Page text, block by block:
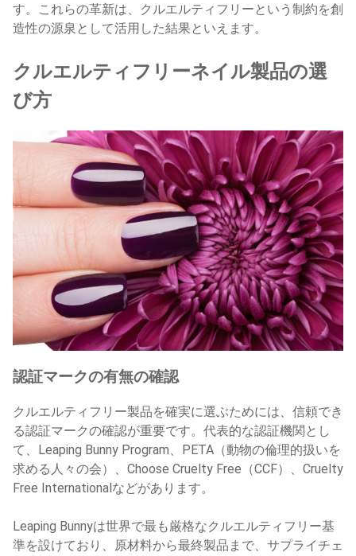
す。これらの革新は、クルエルティフリーという制約を創
造性の源泉として活用した結果といえます。
クルエルティフリーネイル製品の選
び方
認証マークの有無の確認
クルエルティフリー製品を確実に選ぶためには、信頼でき
る認証マークの確認が重要です。代表的な認証機関とし
て、Leaping Bunny Program、PETA（動物の倫理的扱いを
求める人々の会）、Choose Cruelty Free（CCF）、Cruelty
Free Internationalなどがあります。
Leaping Bunnyは世界で最も厳格なクルエルティフリー基
準を設けており、原材料から最終製品まで、サプライチェ